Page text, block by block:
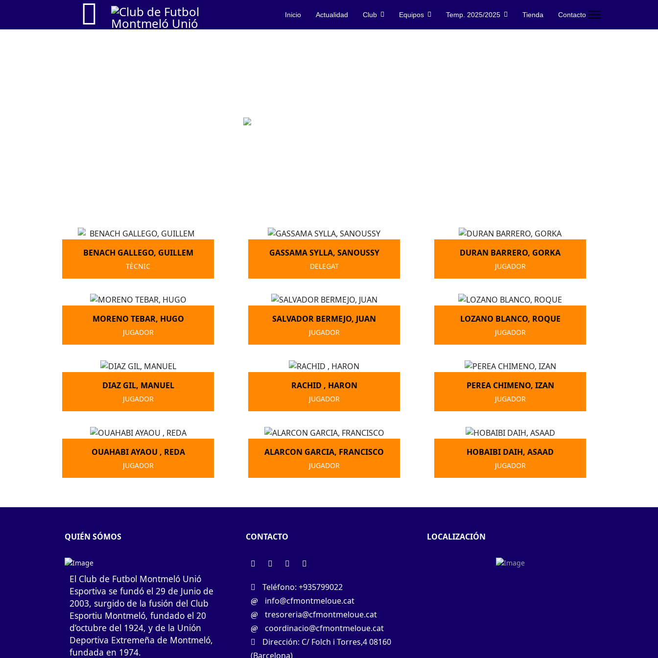
home
Inicio Actualidad Club Equipos Temp. 2025/2025 Tienda Contacto
BENACH GALLEGO, GUILLEM
TÈCNIC
GASSAMA SYLLA, SANOUSSY
DELEGAT
DURAN BARRERO, GORKA
JUGADOR
MORENO TEBAR, HUGO
JUGADOR
SALVADOR BERMEJO, JUAN
JUGADOR
LOZANO BLANCO, ROQUE
JUGADOR
DIAZ GIL, MANUEL
JUGADOR
RACHID , HARON
JUGADOR
PEREA CHIMENO, IZAN
JUGADOR
OUAHABI AYAOU , REDA
JUGADOR
ALARCON GARCIA, FRANCISCO
JUGADOR
HOBAIBI DAIH, ASAAD
JUGADOR
QUIÉN SÓMOS
El Club de Futbol Montmeló Unió
Esportiva se fundó el 29 de Junio de
2003, surgido de la fusión del Club
Esportiu Montmeló, fundado el 20
d’octubre del 1924, y de la Unión
Deportiva Extremeña de Montmeló,
fundada en 1974.
CONTACTO
Teléfono: +935799022
info@cfmontmeloue.cat
tresoreria@cfmontmeloue.cat
coordinacio@cfmontmeloue.cat
Dirección: C/ Folch i Torres,4 08160
(Barcelona)
LOCALIZACIÓN